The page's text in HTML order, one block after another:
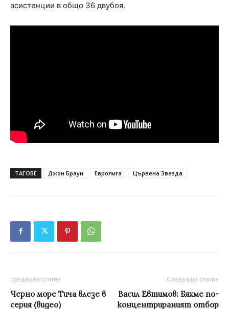
асистенции в общо 36 двубоя.
ТАГОВЕ Джон Браун Евролига Цървена Звезда
предишна статия
Черно море Тича влезе в
серия (видео)
Следваща статия
Васил Евтимов: Бяхме по-
концентрираният отбор